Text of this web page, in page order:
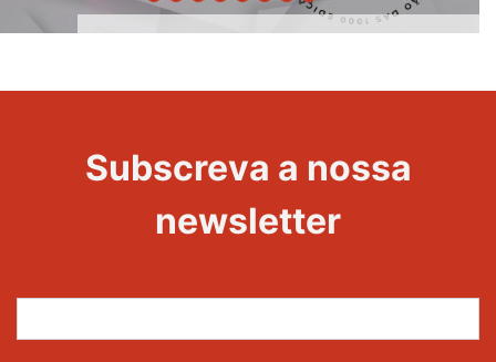
Evento
Subscreva a nossa
newsletter